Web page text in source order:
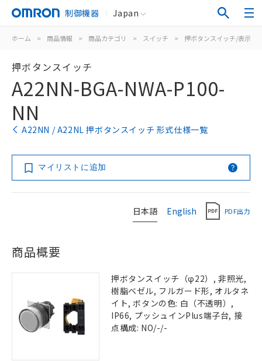
制御機器 Japan
ホーム > 商品情報 > 商品カテゴリ > スイッチ > 押ボタンスイッチ/表示灯
押ボタンスイッチ
A22NN-BGA-NWA-P100-
NN
A22NN / A22NL 押ボタンスイッチ 形式仕様一覧
マイリストに追加
日本語 English PDF出力
商品概要
押ボタンスイッチ（φ22）, 非照光,
樹脂ベゼル, フルガード形, オルタネ
イト, ボタンの色: 白（不透明）,
IP66, プッシュインPlus端子台, 接
点構成: NO/-/-